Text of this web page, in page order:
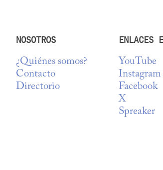
NOSOTROS
¿Quiénes somos?
Contacto
Directorio
ENLACES
YouTube
Instagram
Facebook
X
Spreaker